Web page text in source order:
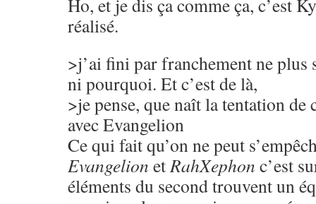
Ho, et je dis ça comme ça, c’est
réalisé.
>j’ai fini par franchement ne
ni pourquoi. Et c’est de là,
>je pense, que naît la tentation de
avec Evangelion
Ce qui fait qu’on ne peut
Evangelion etRahXephon c’est
éléments du second trouvent un